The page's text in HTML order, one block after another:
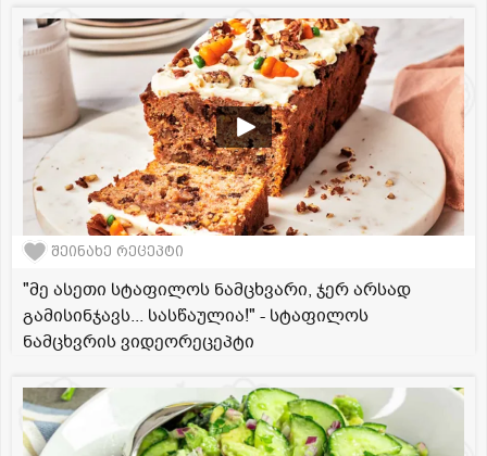
შეინახე რეცეპტი
"მე ასეთი სტაფილოს ნამცხვარი, ჯერ არსად
გამისინჯავს... სასწაულია!" - სტაფილოს
ნამცხვრის ვიდეორეცეპტი